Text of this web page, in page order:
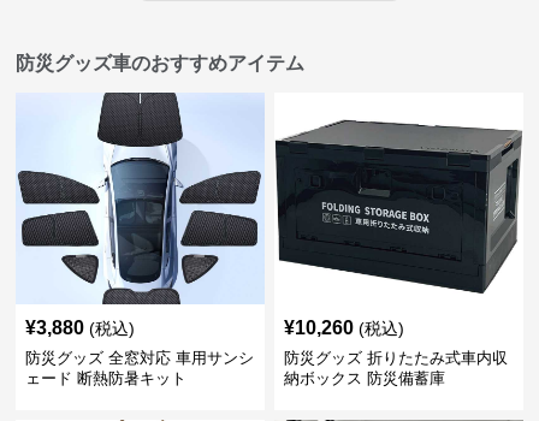
防災グッズ車のおすすめアイテム
¥3,880 (税込)
防災グッズ 全窓対応 車用サンシ
ェード 断熱防暑キット
¥10,260 (税込)
防災グッズ 折りたたみ式車内収
納ボックス 防災備蓄庫